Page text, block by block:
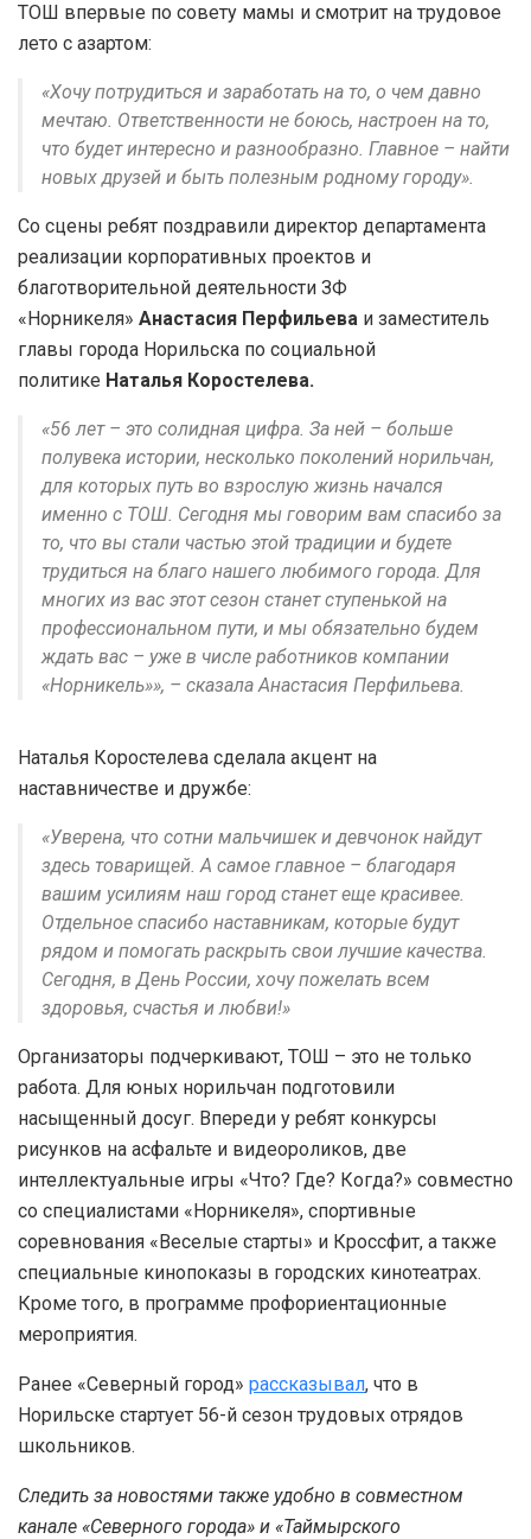
ТОШ впервые по совету мамы и смотрит на трудовое
лето с азартом:
«Хочу потрудиться и заработать на то, о чем давно
мечтаю. Ответственности не боюсь, настроен на то,
что будет интересно и разнообразно. Главное – найти
новых друзей и быть полезным родному городу».
Со сцены ребят поздравили директор департамента
реализации корпоративных проектов и
благотворительной деятельности ЗФ
«Норникеля» Анастасия Перфильева и заместитель
главы города Норильска по социальной
политике Наталья Коростелева.
«56 лет – это солидная цифра. За ней – больше
полувека истории, несколько поколений норильчан,
для которых путь во взрослую жизнь начался
именно с ТОШ. Сегодня мы говорим вам спасибо за
то, что вы стали частью этой традиции и будете
трудиться на благо нашего любимого города. Для
многих из вас этот сезон станет ступенькой на
профессиональном пути, и мы обязательно будем
ждать вас – уже в числе работников компании
«Норникель»», – сказала Анастасия Перфильева.
Наталья Коростелева сделала акцент на
наставничестве и дружбе:
«Уверена, что сотни мальчишек и девчонок найдут
здесь товарищей. А самое главное – благодаря
вашим усилиям наш город станет еще красивее.
Отдельное спасибо наставникам, которые будут
рядом и помогать раскрыть свои лучшие качества.
Сегодня, в День России, хочу пожелать всем
здоровья, счастья и любви!»
Организаторы подчеркивают, ТОШ – это не только
работа. Для юных норильчан подготовили
насыщенный досуг. Впереди у ребят конкурсы
рисунков на асфальте и видеороликов, две
интеллектуальные игры «Что? Где? Когда?» совместно
со специалистами «Норникеля», спортивные
соревнования «Веселые старты» и Кроссфит, а также
специальные кинопоказы в городских кинотеатрах.
Кроме того, в программе профориентационные
мероприятия.
Ранее «Северный город» рассказывал, что в
Норильске стартует 56-й сезон трудовых отрядов
школьников.
Следить за новостями также удобно в совместном
канале «Северного города» и «Таймырского